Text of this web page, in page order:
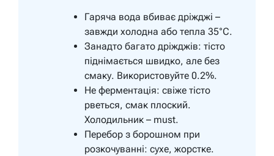
Гаряча вода вбиває дріжджі –
завжди холодна або тепла 35°C.
Занадто багато дріжджів: тісто
піднімається швидко, але без
смаку. Використовуйте 0.2%.
Не ферментація: свіже тісто
рветься, смак плоский.
Холодильник – must.
Перебор з борошном при
розкочуванні: сухе, жорстке.